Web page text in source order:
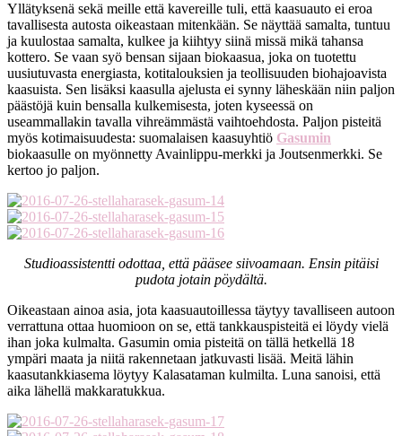
Yllätyksenä sekä meille että kavereille tuli, että kaasuauto ei eroa
tavallisesta autosta oikeastaan mitenkään. Se näyttää samalta, tuntuu
ja kuulostaa samalta, kulkee ja kiihtyy siinä missä mikä tahansa
kottero. Se vaan syö bensan sijaan biokaasua, joka on tuotettu
uusiutuvasta energiasta, kotitalouksien ja teollisuuden biohajoavista
kaasuista. Sen lisäksi kaasulla ajelusta ei synny läheskään niin paljon
päästöjä kuin bensalla kulkemisesta, joten kyseessä on
useammallakin tavalla vihreämmästä vaihtoehdosta. Paljon pisteitä
myös kotimaisuudesta: suomalaisen kaasuyhtiö Gasumin
biokaasulle on myönnetty Avainlippu-merkki ja Joutsenmerkki. Se
kertoo jo paljon.
Studioassistentti odottaa, että pääsee siivoamaan. Ensin pitäisi
pudota jotain pöydältä.
Oikeastaan ainoa asia, jota kaasuautoillessa täytyy tavalliseen autoon
verrattuna ottaa huomioon on se, että tankkauspisteitä ei löydy vielä
ihan joka kulmalta. Gasumin omia pisteitä on tällä hetkellä 18
ympäri maata ja niitä rakennetaan jatkuvasti lisää. Meitä lähin
kaasutankkiasema löytyy Kalasataman kulmilta. Luna sanoisi, että
aika lähellä makkaratukkua.